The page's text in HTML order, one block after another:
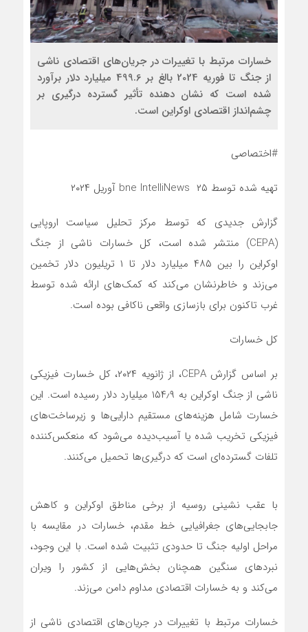
خسارات مرتبط با تغییرات در جریان‌های اقتصادی ناشی
از جنگ تا فوریه 2024 بالغ بر 499.6 میلیارد دلار برآورد
شده است که نشان دهنده تأثیر گسترده درگیری بر
چشم‌انداز اقتصادی اوکراین است.
#اختصاصی
تهیه شده توسط bne IntelliNews ۲۵ آوریل ۲۰۲۴
گزارش جدیدی که توسط مرکز تحلیل سیاست اروپایی
(CEPA) منتشر شده است، کل خسارات ناشی از جنگ
اوکراین را بین ۴۸۵ میلیارد دلار تا ۱ تریلیون دلار تخمین
می‌زند و خاطرنشان می‌کند که کمک‌های ارائه شده توسط
غرب تاکنون برای بازسازی واقعی ناکافی بوده است.
کل خسارات
بر اساس گزارش CEPA، از ژانویه ۲۰۲۴، کل خسارت فیزیکی
ناشی از جنگ اوکراین به ۱۵۴٫۹ میلیارد دلار رسیده است. این
خسارت شامل هزینه‌های مستقیم دارایی‌ها و زیرساخت‌های
فیزیکی تخریب شده یا آسیب‌دیده می‌شود که منعکس‌کننده
تلفات گسترده‌ای است که درگیری‌ها تحمیل می‌کنند.
با عقب نشینی روسیه از برخی مناطق اوکراین و کاهش
جابجایی‌های جغرافیایی خط مقدم، خسارات در مقایسه با
مراحل اولیه جنگ تا حدودی تثبیت شده است. با این وجود،
نبردهای سنگین همچنان بخش‌هایی از کشور را ویران
می‌کند و به خسارات اقتصادی مداوم دامن می‌زند.
خسارات مرتبط با تغییرات در جریان‌های اقتصادی ناشی از